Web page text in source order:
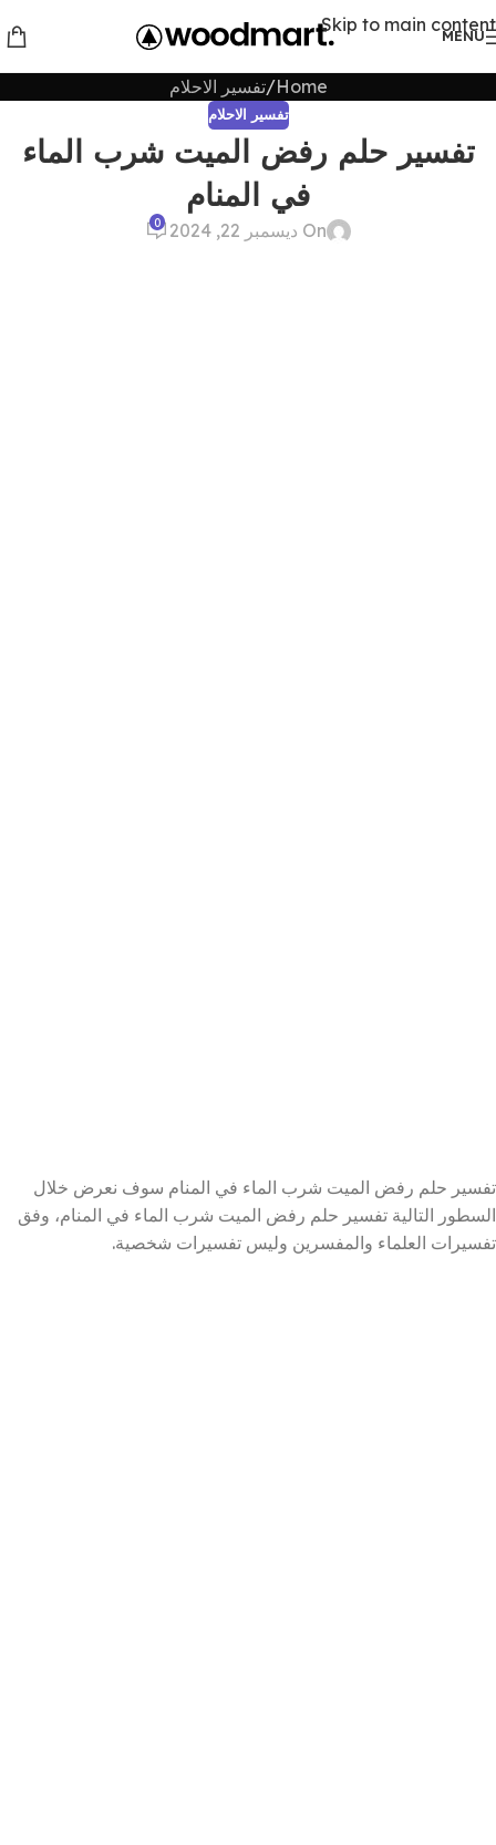
Skip to main content
MENU
Home تفسير الاحلام
تفسير الاحلام
تفسير حلم رفض الميت شرب الماء
في المنام
On ديسمبر 22, 2024 0
تفسير حلم رفض الميت شرب الماء في المنام سوف نعرض خلال
السطور التالية تفسير حلم رفض الميت شرب الماء في المنام، وفق
تفسيرات العلماء والمفسرين وليس تفسيرات شخصية.